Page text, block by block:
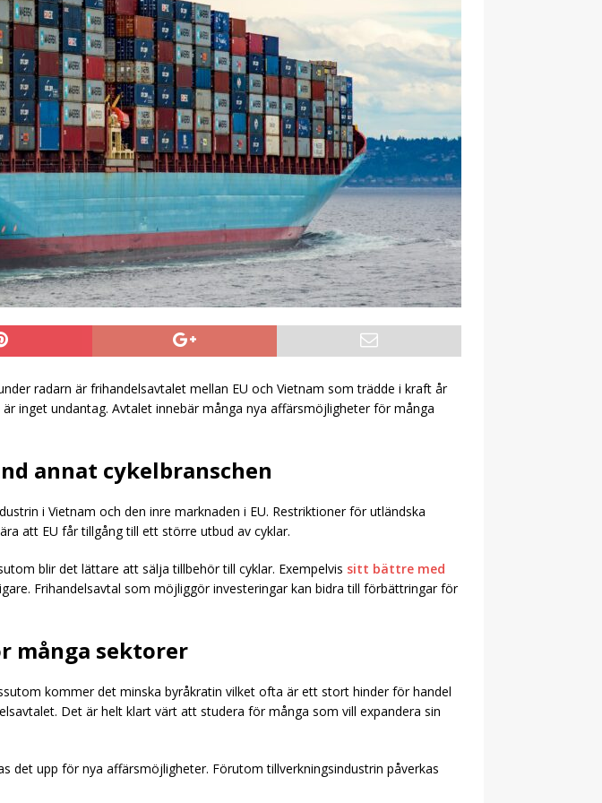
radarn är frihandelsavtalet mellan EU och Vietnam som trädde i kraft år
inget undantag. Avtalet innebär många nya affärsmöjligheter för många
annat cykelbranschen
i Vietnam och den inre marknaden i EU. Restriktioner för utländska
att EU får tillgång till ett större utbud av cyklar.
blir det lättare att sälja tillbehör till cyklar. Exempelvis sitt bättre med
Frihandelsavtal som möjliggör investeringar kan bidra till förbättringar för
många sektorer
kommer det minska byråkratin vilket ofta är ett stort hinder för handel
Det är helt klart värt att studera för många som vill expandera sin
upp för nya affärsmöjligheter. Förutom tillverkningsindustrin påverkas